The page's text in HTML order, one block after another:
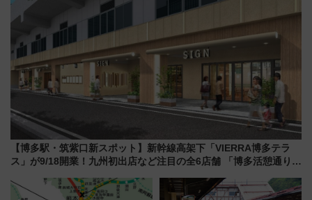
【博多駅・筑紫口新スポット】新幹線高架下「VIERRA博多テラ
ス」が9/18開業！九州初出店など注目の全6店舗 「博多活憩通り」